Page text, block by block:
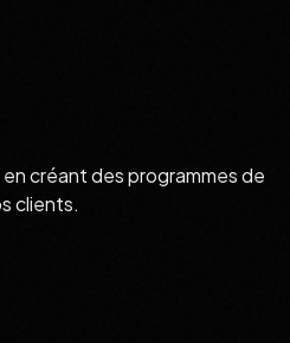
créant des programmes de
clients.